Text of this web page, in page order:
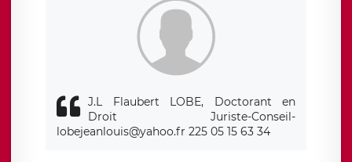
J.L Flaubert LOBE, Doctorant en
Droit Juriste-Conseil-
lobejeanlouis@yahoo.fr 225 05 15 63 34